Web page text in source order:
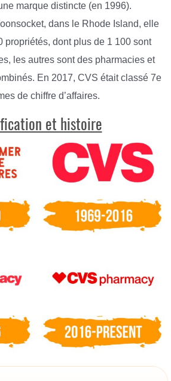
marque distincte (en 1996).
dans le Rhode Island, elle
propriétés, dont plus de 1 100 sont
les autres sont des pharmacies et
En 2017, CVS était classé 7e
de chiffre d’affaires.
et histoire